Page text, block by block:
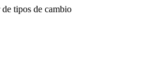
tipos de cambio